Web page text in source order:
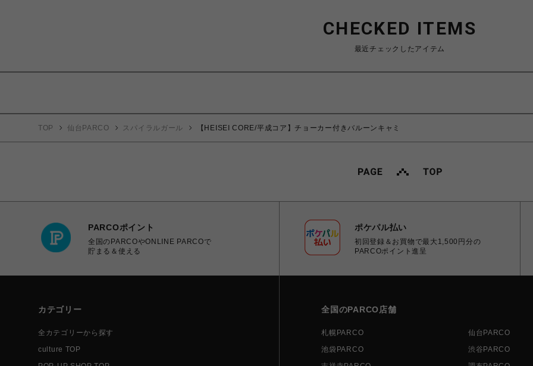
CHECKED ITEMS
最近チェックしたアイテム
TOP 仙台PARCO スパイラルガール 【HEISEI CORE/平成コア】チョーカー付きバルーンキャミ
PARCOポイント
全国のPARCOやONLINE PARCOで
貯まる＆使える
ポケパル払い
初回登録＆お買物で最大1,500円分の
PARCOポイント進呈
カテゴリー
全カテゴリーから探す
culture TOP
全国のPARCO店舗
札幌PARCO 仙台PARCO
池袋PARCO
渋谷PARCO